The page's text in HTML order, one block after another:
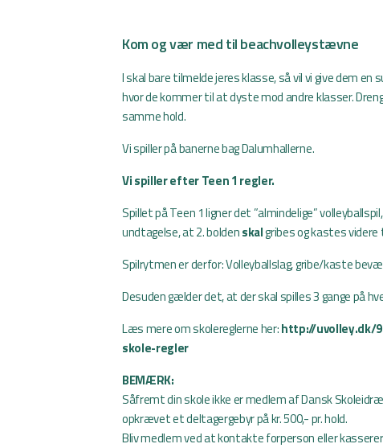
Kom og vær med til beachvolleystævne
I skal bare tilmelde jeres klasse, så vil vi give dem en
hvor de kommer til at dyste mod andre klasser.
samme hold.
Vi spiller på banerne bag Dalumhallerne.
Vi spiller efter Teen 1 regler.
Spillet på Teen 1 ligner det ”almindelige”
undtagelse, at 2. boldenskalgribes og kastes videre
Spilrytmen er derfor: Volleyballslag, gribe/kaste
Desuden gælder det, at der skal spilles 3 gange på
Læs mere om skolereglerne her:http://uvolley.dk/
skole-regler
BEMÆRK:
Såfremt din skole ikke er medlem af Dansk
opkrævet et deltagergebyr på kr. 500,- pr. hold.
Bliv medlem ved at kontakte forperson eller